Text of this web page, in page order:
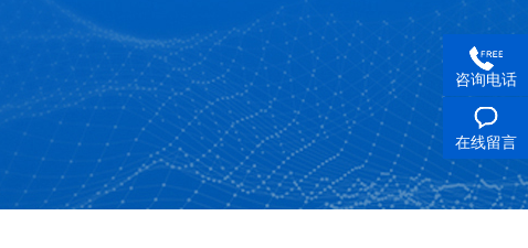
咨询电话
在线留言